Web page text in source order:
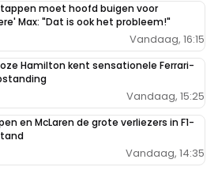
moet hoofd buigen voor
Max: "Dat is ook het probleem!"
Vandaag, 16:15
Hamilton kent sensationele Ferrari-
Vandaag, 15:25
en McLaren de grote verliezers in F1-
Vandaag, 14:35